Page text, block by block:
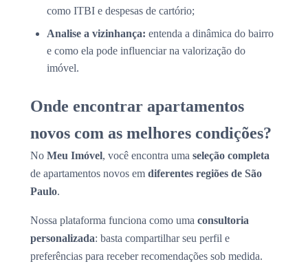
como ITBI e despesas de cartório;
Analise a vizinhança: entenda a dinâmica do bairro
e como ela pode influenciar na valorização do
imóvel.
Onde encontrar apartamentos
novos com as melhores condições?
No Meu Imóvel, você encontra uma seleção completa
de apartamentos novos em diferentes regiões de São
Paulo.
Nossa plataforma funciona como uma consultoria
personalizada: basta compartilhar seu perfil e
preferências para receber recomendações sob medida.